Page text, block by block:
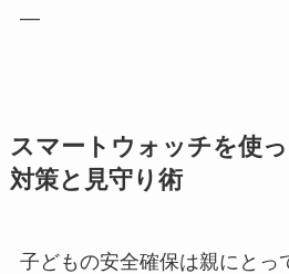
—
スマートウォッチを使
対策と見守り術
子どもの安全確保は親にとっ